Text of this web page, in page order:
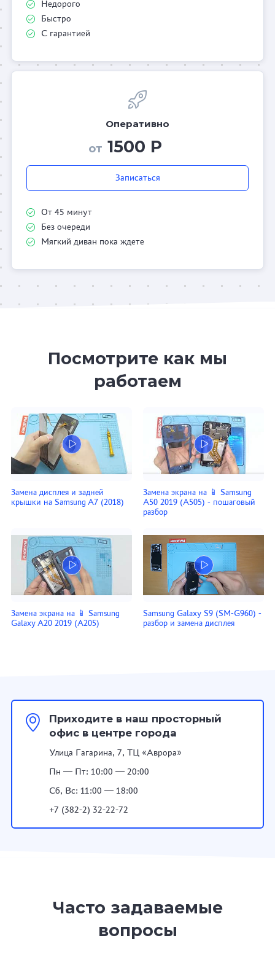
Недорого
Быстро
С гарантией
Оперативно
от 1500 Р
Записаться
От 45 минут
Без очереди
Мягкий диван пока ждете
Посмотрите как мы
работаем
Замена дисплея и задней
крышки на Samsung A7 (2018)
Замена экрана на 📱 Samsung
A50 2019 (A505) - пошаговый
разбор
Замена экрана на 📱 Samsung
Galaxy A20 2019 (A205)
Samsung Galaxy S9 (SM-G960) -
разбор и замена дисплея
Приходите в наш просторный
офис в центре города
Улица Гагарина, 7, ТЦ «Аврора»
Пн — Пт: 10:00 — 20:00
Сб, Вс: 11:00 — 18:00
+7 (382-2) 32-22-72
Часто задаваемые
вопросы